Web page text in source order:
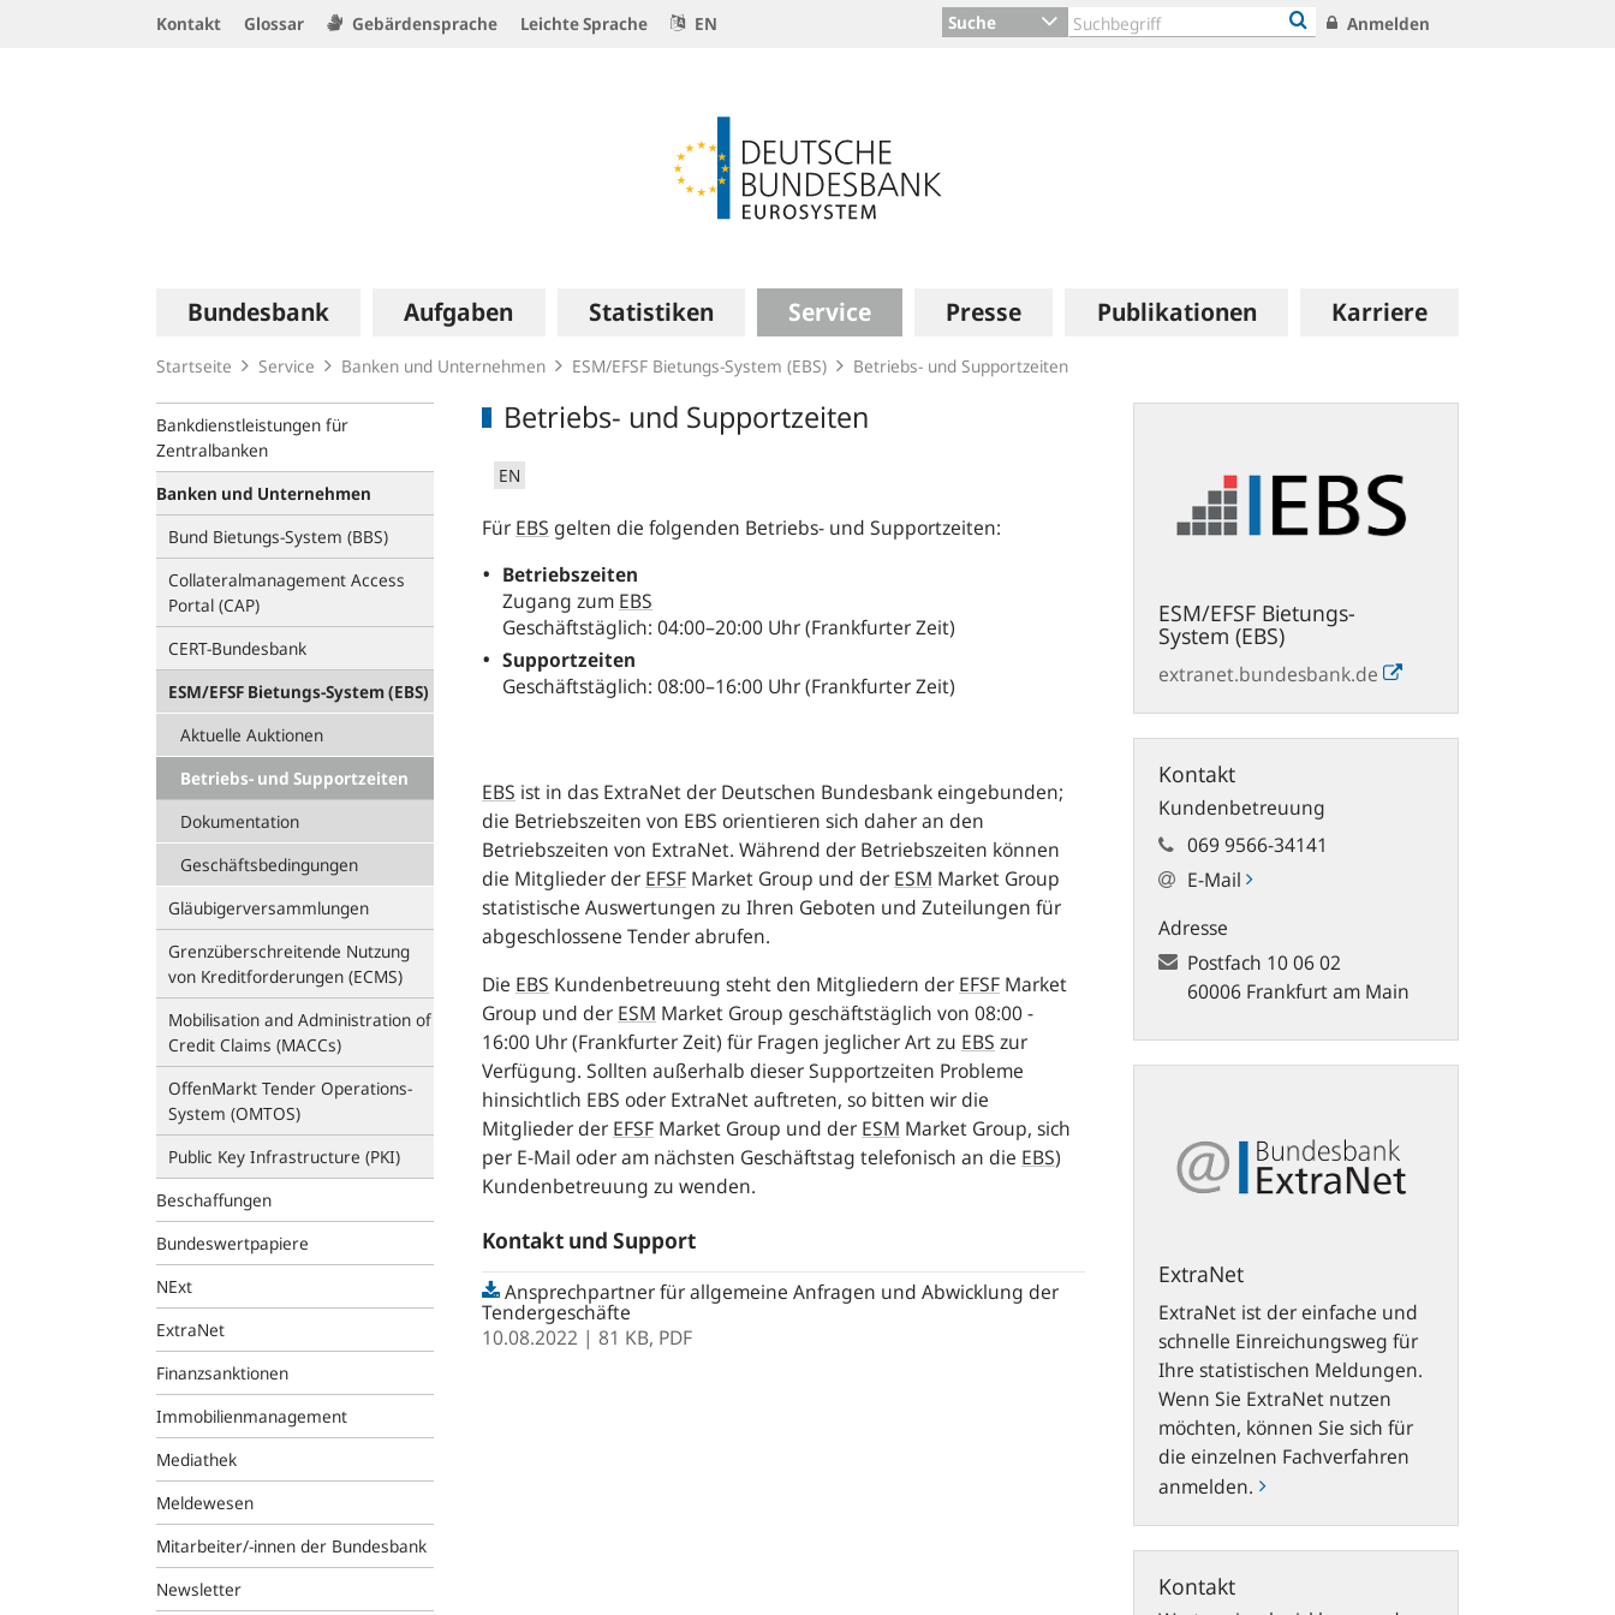
Kontakt Glossar Gebärdensprache Leichte Sprache EN Suche Anmelden
Hauptnavigation
Bundesbank Aufgaben Statistiken Service Presse Publikationen Karriere
Startseite Service Banken und Unternehmen ESM/EFSF Bietungs-System (EBS) Betriebs- und Supportzeiten
Bankdienstleistungen für
Zentralbanken
Banken und Unternehmen
Bund Bietungs-System (BBS)
Collateralmanagement Access
Portal (CAP)
CERT-Bundesbank
ESM/EFSF Bietungs-System (EBS)
Aktuelle Auktionen
Betriebs- und Supportzeiten
Dokumentation
Geschäftsbedingungen
Gläubiger­versam­mlungen
Grenzüberschreitende Nutzung
von Kreditforderungen (ECMS)
Mobilisation and Administration of
Credit Claims (MACCs)
OffenMarkt Tender Operations-
System (OMTOS)
Public Key Infrastructure (PKI)
Beschaffungen
Bundeswertpapiere
NExt
ExtraNet
Finanzsanktionen
Immobilienmanagement
Mediathek
Meldewesen
Mitarbeiter/-innen der Bundesbank
Newsletter
Betriebs- und Supportzeiten
EN
Für EBS gelten die folgenden Betriebs- und Supportzeiten:
Betriebszeiten
Zugang zum EBS
Geschäftstäglich: 04:00–20:00 Uhr (Frankfurter Zeit)
Supportzeiten
Geschäftstäglich: 08:00–16:00 Uhr (Frankfurter Zeit)
EBS ist in das ExtraNet der Deutschen Bundesbank eingebunden;
die Betriebszeiten von EBS orientieren sich daher an den
Betriebszeiten von ExtraNet. Während der Betriebszeiten können
die Mitglieder der EFSF Market Group und der ESM Market Group
statistische Auswertungen zu Ihren Geboten und Zuteilungen für
abgeschlossene Tender abrufen.
Die EBS Kundenbetreuung steht den Mitgliedern der EFSF Market
Group und der ESM Market Group geschäftstäglich von 08:00 -
16:00 Uhr (Frankfurter Zeit) für Fragen jeglicher Art zu EBS zur
Verfügung. Sollten außerhalb dieser Supportzeiten Probleme
hinsichtlich EBS oder ExtraNet auftreten, so bitten wir die
Mitglieder der EFSF Market Group und der ESM Market Group, sich
per E-Mail oder am nächsten Geschäftstag telefonisch an die EBS)
Kundenbetreuung zu wenden.
Kontakt und Support
Ansprechpartner für allgemeine Anfragen und Abwicklung der
Tendergeschäfte
10.08.2022 | 81 KB, PDF
ESM/EFSF Bietungs-
System (EBS)
extranet.bundesbank.de
Kontakt
Kundenbetreuung
069 9566-34141
E-Mail
Adresse
Postfach 10 06 02
60006 Frankfurt am Main
ExtraNet
ExtraNet ist der einfache und
schnelle Einreichungsweg für
Ihre statistischen Meldungen.
Wenn Sie ExtraNet nutzen
möchten, können Sie sich für
die einzelnen Fachverfahren
anmelden.
Kontakt